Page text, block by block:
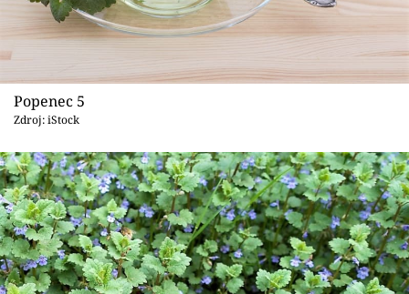
Popenec 5
Zdroj: iStock